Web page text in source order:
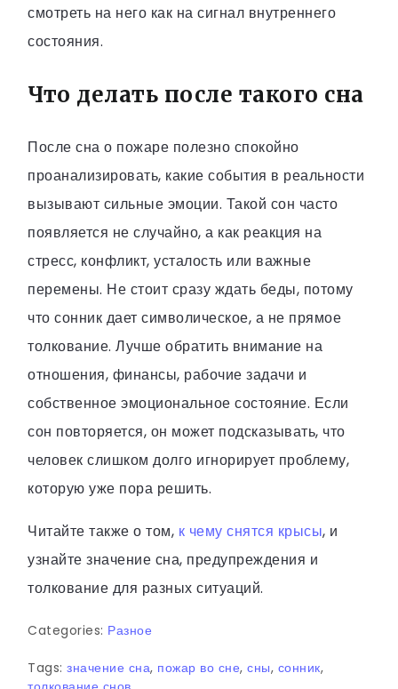
смотреть на него как на сигнал внутреннего
состояния.
Что делать после такого сна
После сна о пожаре полезно спокойно
проанализировать, какие события в реальности
вызывают сильные эмоции. Такой сон часто
появляется не случайно, а как реакция на
стресс, конфликт, усталость или важные
перемены. Не стоит сразу ждать беды, потому
что сонник дает символическое, а не прямое
толкование. Лучше обратить внимание на
отношения, финансы, рабочие задачи и
собственное эмоциональное состояние. Если
сон повторяется, он может подсказывать, что
человек слишком долго игнорирует проблему,
которую уже пора решить.
Читайте также о том, к чему снятся крысы, и
узнайте значение сна, предупреждения и
толкование для разных ситуаций.
Categories: Разное
Tags: значение сна, пожар во сне, сны, сонник,